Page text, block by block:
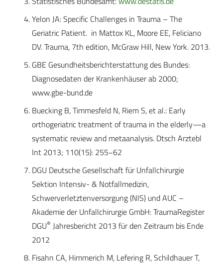
Yelon JA: Specific Challenges in Trauma – The
Geriatric Patient. in Mattox KL, Moore EE, Feliciano
DV. Trauma, 7th edition, McGraw Hill, New York. 2013.
GBE Gesundheitsberichterstattung des Bundes:
Diagnosedaten der Krankenhäuser ab 2000;
www.gbe-bund.de
Buecking B, Timmesfeld N, Riem S, et al.: Early
orthogeriatric treatment of trauma in the elderly—a
systematic review and metaanalysis. Dtsch Arztebl
Int 2013; 110(15): 255−62
DGU Deutsche Gesellschaft für Unfallchirurgie
Sektion Intensiv- & Notfallmedizin,
Schwerverletztenversorgung (NIS) und AUC –
Akademie der Unfallchirurgie GmbH: TraumaRegister
DGU® Jahresbericht 2013 für den Zeitraum bis Ende
2012
Fisahn CA, Himmerich M, Lefering R, Schildhauer T,